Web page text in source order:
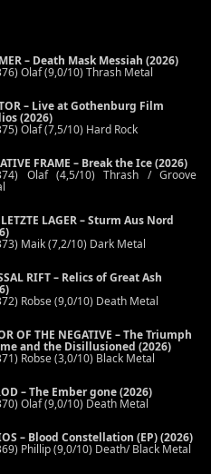
– Death Mask Messiah (2026)
Olaf (9,0/10) Thrash Metal
– Live at Gothenburg Film
(2026)
Olaf (7,5/10) Hard Rock
FRAME – Break the Ice (2026)
Olaf (4,5/10) Thrash / Groove
LAGER – Sturm Aus Nord
Maik (7,2/10) Dark Metal
RIFT – Relics of Great Ash
Robse (9,0/10) Death Metal
OF THE NEGATIVE – The Triumph
and the Disillusioned (2026)
Robse (3,0/10) Black Metal
– The Ember gone (2026)
Olaf (9,0/10) Death Metal
– Blood Constellation (EP) (2026)
Phillip (9,0/10) Death/ Black Metal